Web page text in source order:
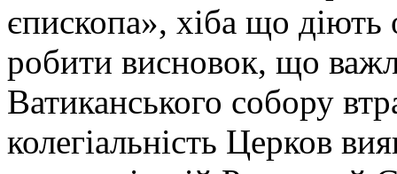
єпископа», хіба що
робити висновок, що
Ватиканського собору
колегіальність Церков